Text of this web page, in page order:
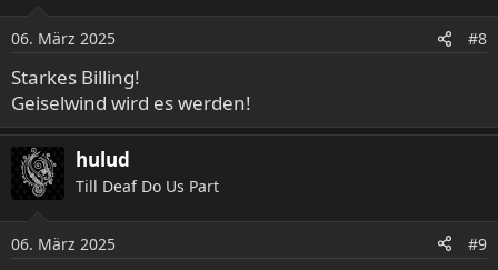
06. März 2025 #8
Starkes Billing!
Geiselwind wird es werden!
hulud
Till Deaf Do Us Part
06. März 2025 #9